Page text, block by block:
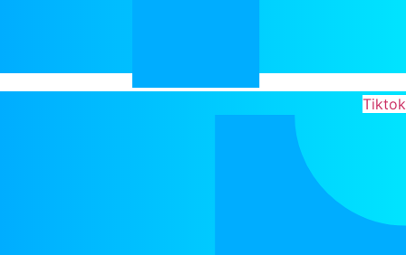
Tiktok